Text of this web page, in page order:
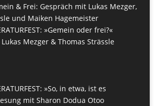
& Frei: Gespräch mit Lukas Mezger,
und Maiken Hagemeister
»Gemein oder frei?«
Mezger & Thomas Strässle
»So, in etwa, ist es
mit Sharon Dodua Otoo